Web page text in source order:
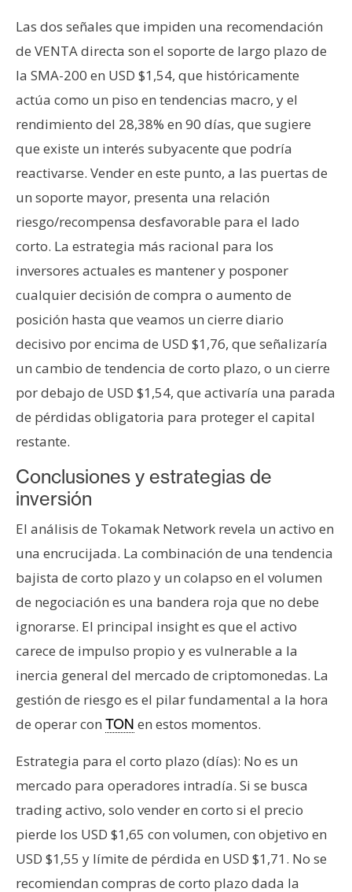
Las dos señales que impiden una recomendación
de VENTA directa son el soporte de largo plazo de
la SMA-200 en USD $1,54, que históricamente
actúa como un piso en tendencias macro, y el
rendimiento del 28,38% en 90 días, que sugiere
que existe un interés subyacente que podría
reactivarse. Vender en este punto, a las puertas de
un soporte mayor, presenta una relación
riesgo/recompensa desfavorable para el lado
corto. La estrategia más racional para los
inversores actuales es mantener y posponer
cualquier decisión de compra o aumento de
posición hasta que veamos un cierre diario
decisivo por encima de USD $1,76, que señalizaría
un cambio de tendencia de corto plazo, o un cierre
por debajo de USD $1,54, que activaría una parada
de pérdidas obligatoria para proteger el capital
restante.
Conclusiones y estrategias de
inversión
El análisis de Tokamak Network revela un activo en
una encrucijada. La combinación de una tendencia
bajista de corto plazo y un colapso en el volumen
de negociación es una bandera roja que no debe
ignorarse. El principal insight es que el activo
carece de impulso propio y es vulnerable a la
inercia general del mercado de criptomonedas. La
gestión de riesgo es el pilar fundamental a la hora
de operar con TON en estos momentos.
Estrategia para el corto plazo (días): No es un
mercado para operadores intradía. Si se busca
trading activo, solo vender en corto si el precio
pierde los USD $1,65 con volumen, con objetivo en
USD $1,55 y límite de pérdida en USD $1,71. No se
recomiendan compras de corto plazo dada la